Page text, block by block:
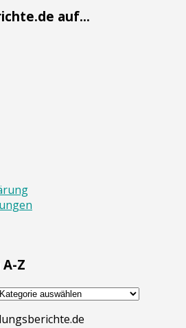
auf...
Z